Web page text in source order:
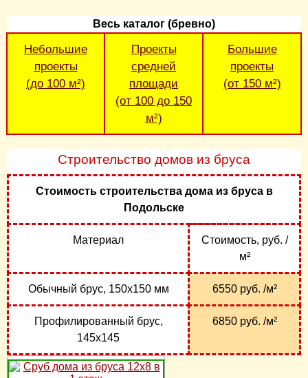
Весь каталог (бревно)
Небольшие
проекты
(до 100 м²)
Проекты
средней
площади
(от 100 до 150
м²)
Большие
проекты
(от 150 м²)
Строительство домов из бруса
Стоимость строительства дома из бруса в
Подольске
Материал
Стоимость, руб. /
м²
Обычный брус, 150х150 мм 6550 руб. /м²
Профилированный брус,
145х145
6850 руб. /м²